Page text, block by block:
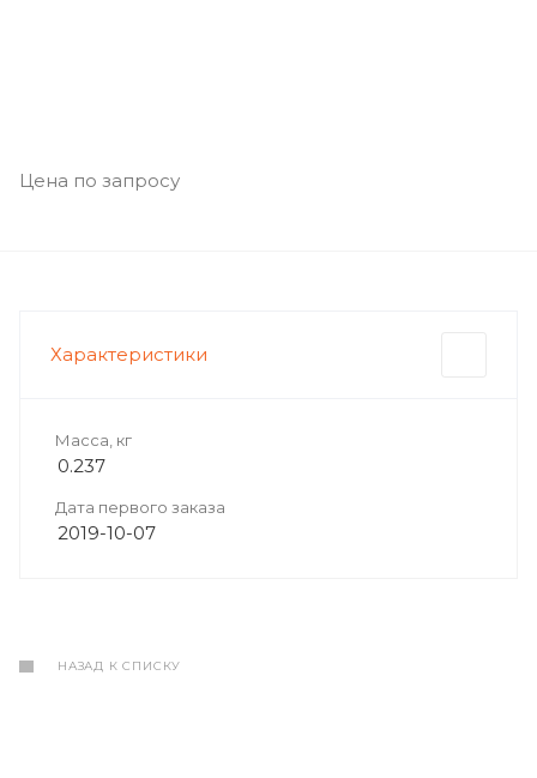
Цена по запросу
Характеристики
Масса, кг
0.237
Дата первого заказа
2019-10-07
НАЗАД К СПИСКУ